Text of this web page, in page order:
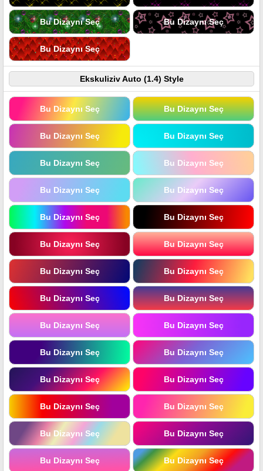
Bu Dizaynı Seç Bu Dizaynı Seç
Bu Dizaynı Seç
Ekskuliziv Auto (1.4) Style
Bu Dizaynı Seç Bu Dizaynı Seç
Bu Dizaynı Seç Bu Dizaynı Seç
Bu Dizaynı Seç Bu Dizaynı Seç
Bu Dizaynı Seç Bu Dizaynı Seç
Bu Dizaynı Seç Bu Dizaynı Seç
Bu Dizaynı Seç Bu Dizaynı Seç
Bu Dizaynı Seç Bu Dizaynı Seç
Bu Dizaynı Seç Bu Dizaynı Seç
Bu Dizaynı Seç Bu Dizaynı Seç
Bu Dizaynı Seç Bu Dizaynı Seç
Bu Dizaynı Seç Bu Dizaynı Seç
Bu Dizaynı Seç Bu Dizaynı Seç
Bu Dizaynı Seç Bu Dizaynı Seç
Bu Dizaynı Seç Bu Dizaynı Seç